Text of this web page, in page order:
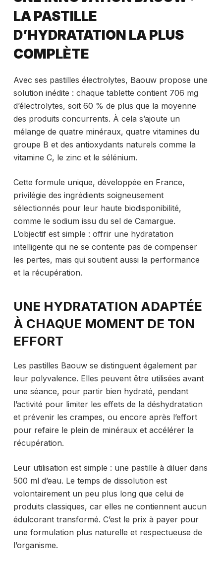
LA PASTILLE
D’HYDRATATION LA PLUS
COMPLÈTE
Avec ses pastilles électrolytes, Baouw propose une
solution inédite : chaque tablette contient 706 mg
d’électrolytes, soit 60 % de plus que la moyenne
des produits concurrents. À cela s’ajoute un
mélange de quatre minéraux, quatre vitamines du
groupe B et des antioxydants naturels comme la
vitamine C, le zinc et le sélénium.
Cette formule unique, développée en France,
privilégie des ingrédients soigneusement
sélectionnés pour leur haute biodisponibilité,
comme le sodium issu du sel de Camargue.
L’objectif est simple : offrir une hydratation
intelligente qui ne se contente pas de compenser
les pertes, mais qui soutient aussi la performance
et la récupération.
UNE HYDRATATION ADAPTÉE
À CHAQUE MOMENT DE TON
EFFORT
Les pastilles Baouw se distinguent également par
leur polyvalence. Elles peuvent être utilisées avant
une séance, pour partir bien hydraté, pendant
l’activité pour limiter les effets de la déshydratation
et prévenir les crampes, ou encore après l’effort
pour refaire le plein de minéraux et accélérer la
récupération.
Leur utilisation est simple : une pastille à diluer dans
500 ml d’eau. Le temps de dissolution est
volontairement un peu plus long que celui de
produits classiques, car elles ne contiennent aucun
édulcorant transformé. C’est le prix à payer pour
une formulation plus naturelle et respectueuse de
l’organisme.